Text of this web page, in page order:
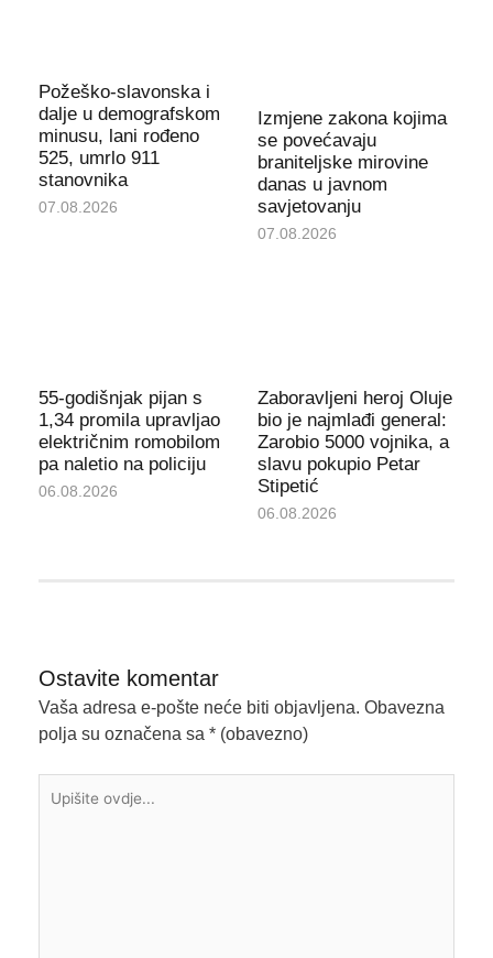
Požeško-slavonska i
dalje u demografskom
minusu, lani rođeno
525, umrlo 911
stanovnika
07.08.2026
Izmjene zakona kojima
se povećavaju
braniteljske mirovine
danas u javnom
savjetovanju
07.08.2026
55-godišnjak pijan s
1,34 promila upravljao
električnim romobilom
pa naletio na policiju
06.08.2026
Zaboravljeni heroj Oluje
bio je najmlađi general:
Zarobio 5000 vojnika, a
slavu pokupio Petar
Stipetić
06.08.2026
Ostavite komentar
Vaša adresa e-pošte neće biti objavljena. Obavezna
polja su označena sa * (obavezno)
ovdje...